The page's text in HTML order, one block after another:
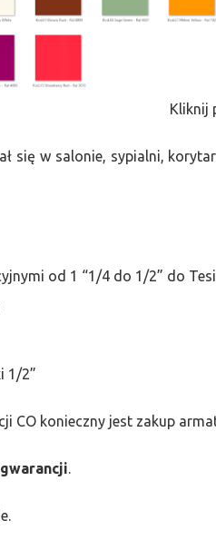
Kliknij
się w salonie, sypialni,
od 1 “1/4 do 1/2” do
1/2”
CO konieczny jest zakup
.